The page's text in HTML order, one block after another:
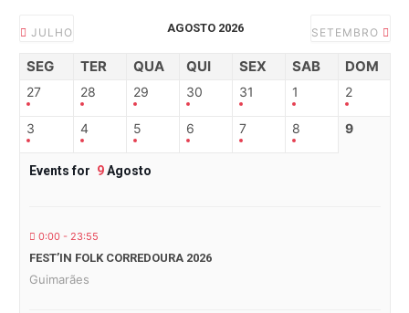
JULHO AGOSTO 2026 SETEMBRO
SEG TER QUA QUI SEX SAB DOM
27 28 29 30 31 1 2
3 4 5 6 7 8 9
Events for 9Agosto
0:00 - 23:55
FEST’IN FOLK CORREDOURA 2026
Guimarães